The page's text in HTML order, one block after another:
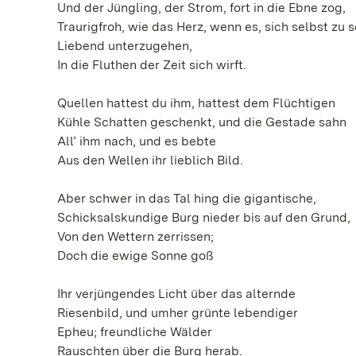
Und der Jüngling, der Strom, fort in die Ebne zog,
Traurigfroh, wie das Herz, wenn es, sich selbst zu
Liebend unterzugehen,
In die Fluthen der Zeit sich wirft.
Quellen hattest du ihm, hattest dem Flüchtigen
Kühle Schatten geschenkt, und die Gestade sahn
All’ ihm nach, und es bebte
Aus den Wellen ihr lieblich Bild.
Aber schwer in das Tal hing die gigantische,
Schicksalskundige Burg nieder bis auf den Grund,
Von den Wettern zerrissen;
Doch die ewige Sonne goß
Ihr verjüngendes Licht über das alternde
Riesenbild, und umher grünte lebendiger
Epheu; freundliche Wälder
Rauschten über die Burg herab.